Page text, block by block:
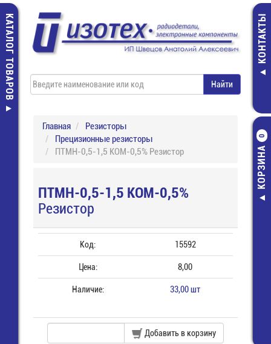
КАТАЛОГ ТОВАРОВ КОНТАКТЫ
КОРЗИНА
0
Главная
Резисторы
Прецизионные резисторы
ПТМН-0,5-1,5 КОМ-0,5% Резистор
ПТМН-0,5-1,5 КОМ-0,5%
Резистор
Код: 15592
Цена: 8,00
Наличие: 33,00 шт
Добавить в корзину